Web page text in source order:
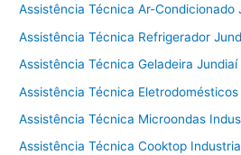
Assistência Técnica Ar-Condicionado
Assistência Técnica Refrigerador
Assistência Técnica Geladeira Jundiaí
Assistência Técnica
Assistência Técnica Microondas
Assistência Técnica Cooktop